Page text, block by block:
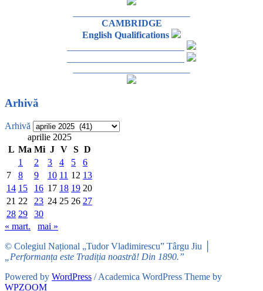
CAMBRIDGE
English Qualifications
Arhivă
Arhivă
aprilie 2025
L Ma Mi J V S D
1
2 3 4 5
6
7
8 9 10 11 12 13
14 15 16 17 18 19 20
21 22 23 24 25 26 27
28 29
30
« mart.
mai »
© Colegiul Național „Tudor Vladimirescu” Târgu Jiu │
„Performanța este Tradiția noastră! Din 1890.”
Powered by WordPress / Academica WordPress Theme by
WPZOOM